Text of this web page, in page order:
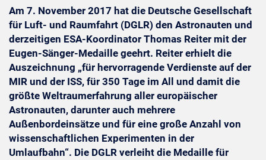
Am 7. November 2017 hat die Deutsche Gesellschaft
für Luft- und Raumfahrt (DGLR) den Astronauten und
derzeitigen ESA-Koordinator Thomas Reiter mit der
Eugen-Sänger-Medaille geehrt. Reiter erhielt die
Auszeichnung „für hervorragende Verdienste auf der
MIR und der ISS, für 350 Tage im All und damit die
größte Weltraumerfahrung aller europäischer
Astronauten, darunter auch mehrere
Außenbordeinsätze und für eine große Anzahl von
wissenschaftlichen Experimenten in der
Umlaufbahn“. Die DGLR verleiht die Medaille für